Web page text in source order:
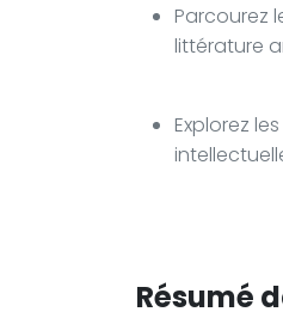
Parcourez
littérature
Explorez
Résumé